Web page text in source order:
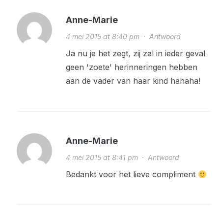
Anne-Marie
4 mei 2015 at 8:40 pm· Antwoord
Ja nu je het zegt, zij zal in ieder geval
geen 'zoete' herinneringen hebben
aan de vader van haar kind hahaha!
Anne-Marie
4 mei 2015 at 8:41 pm· Antwoord
Bedankt voor het lieve compliment